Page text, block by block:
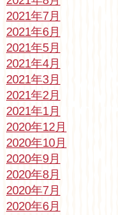
2021年7月
2021年6月
2021年5月
2021年4月
2021年3月
2021年2月
2021年1月
2020年12月
2020年10月
2020年9月
2020年8月
2020年7月
2020年6月